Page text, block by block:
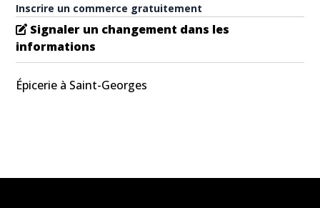
Inscrire un commerce gratuitement
Signaler un changement dans les
informations
Épicerie à Saint-Georges